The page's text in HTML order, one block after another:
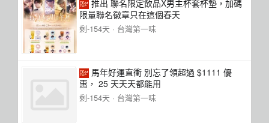
推出 聯名限定飲品X男主杯套杯墊，加碼
限量聯名徽章只在這個春天
剩-154天 · 台灣第一味
馬年好運直衝 別忘了領超過 $1111 優
惠， 25 天天天都能用
剩-154天 · 台灣第一味